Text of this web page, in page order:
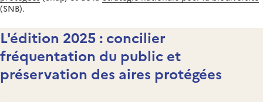
(SNB).
L'édition 2025 : concilier
fréquentation du public et
préservation des aires protégées